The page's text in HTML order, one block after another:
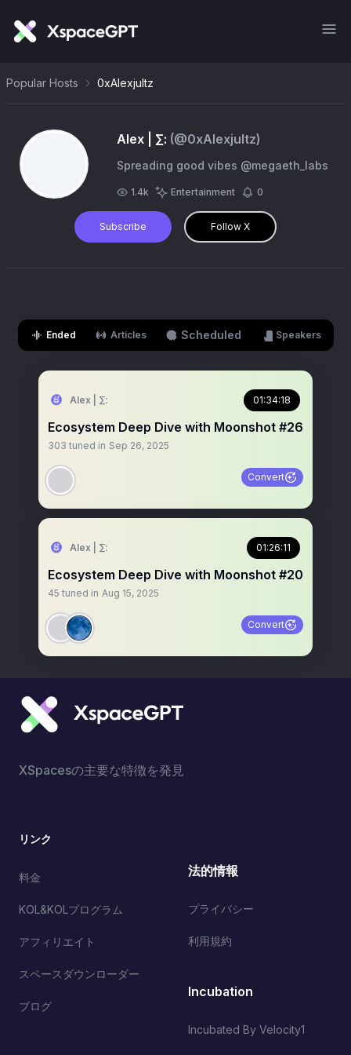
Popular Hosts 0xAlexjultz
Alex | ∑: (@0xAlexjultz)
Spreading good vibes @megaeth_labs
1.4k Entertainment 0
Subscribe Follow X
Ended Articles Scheduled Speakers
Alex | ∑: 01:34:18
Ecosystem Deep Dive with Moonshot #26
303 tuned in Sep 26, 2025
Convert
Alex | ∑: 01:26:11
Ecosystem Deep Dive with Moonshot #20
45 tuned in Aug 15, 2025
Convert
XSpacesの主要な特徴を発見
リンク
料金
KOL&KOLプログラム
アフィリエイト
スペースダウンローダー
ブログ
法的情報
プライバシー
利用規約
Incubation
Incubated By Velocity1